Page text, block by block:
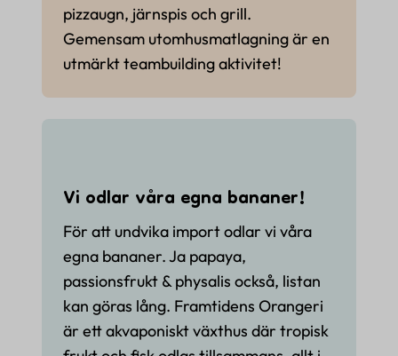
pizzaugn, järnspis och grill.
Gemensam utomhusmatlagning är en
utmärkt teambuilding aktivitet!
Vi odlar våra egna bananer!
För att undvika import odlar vi våra
egna bananer. Ja papaya,
passionsfrukt & physalis också, listan
kan göras lång. Framtidens Orangeri
är ett akvaponiskt växthus där tropisk